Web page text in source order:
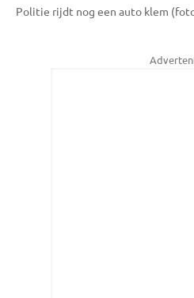
Politie rijdt nog een auto klem